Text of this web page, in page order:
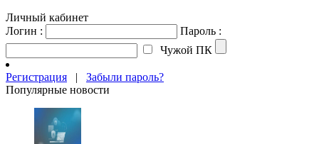
Личный кабинет
Логин :
Пароль :
Чужой ПК
Регистрация | Забыли пароль?
Популярные новости